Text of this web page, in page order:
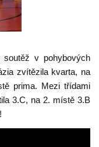
v pohybových
zvítězila kvarta, na
prima. Mezi třídami
3.C, na 2. místě 3.B